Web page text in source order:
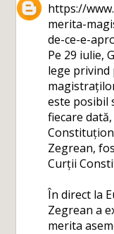
https://
merita-
de-ce-e-
Pe 29 iulie,
lege privind
este posibil
fiecare
Zegrean,
Curții
În direct la
Zegrean a
merita